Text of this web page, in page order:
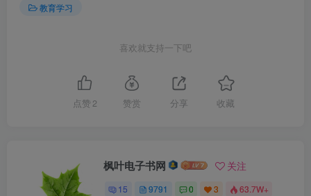
教育学习
喜欢就支持一下吧
点赞 2 赞赏 分享 收藏
枫叶电子书网 关注
15 9791 0 3 63.7W+